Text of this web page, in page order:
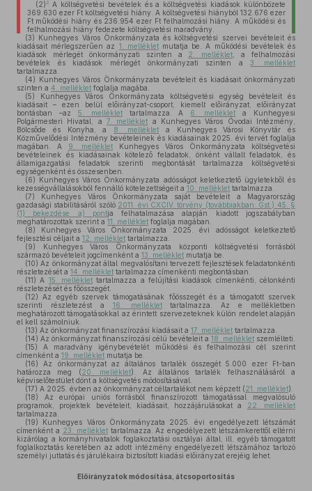
(2) 2 A költségvetési bevételek és a költségvetési kiadások különbözete
369.630 ezer Ft költségvetési hiány. A költségvetési hiányból 132.676 ezer
Ft működési hiány és 236.954 ezer Ft felhalmozási hiány. A működési és
felhalmozási hiány fedezete költségvetési maradvány.
(3) Kunhegyes Város Önkormányzata és költségvetési szervei bevételeit és
kiadásait mérlegszerűen az 1. mellékletmutatja be. A működési bevételek és
kiadások mérlegét önkormányzati szinten a 2. melléklet , a felhalmozási
bevételek és kiadások mérlegét önkormányzati szinten a3. melléklet
tartalmazza.
(4) Kunhegyes Város Önkormányzata bevételeit és kiadásait önkormányzati
szinten a 4. melléklet foglalja magába.
(5) Kunhegyes Város Önkormányzata költségvetési egység bevételeit és
kiadásait – ezen belül előirányzat-csoport, kiemelt előirányzat, előirányzat
bontásban –az 5. melléklettartalmazza. A 6. melléklet a Kunhegyesi
Polgármesteri Hivatal, a 7. melléklet a Kunhegyes Város Óvodai Intézmény,
Bölcsőde és Konyha, a 8. melléklet a Kunhegyes Városi Könyvtár és
Közművelődési Intézmény bevételeinek és kiadásainak 2025. évi tervét foglalja
magában. A 9. melléklet Kunhegyes Város Önkormányzata költségvetési
bevételeinek és kiadásainak kötelező feladatok, önként vállalt feladatok, és
államigazgatási feladatok szerinti megbontását tartalmazza költségvetési
egységenként és összesenben.
(6) Kunhegyes Város Önkormányzata adósságot keletkeztető ügyletekből és
kezességvállalásokból fennálló kötelezettségeit a 10. melléklet tartalmazza.
(7) Kunhegyes Város Önkormányzata saját bevételeit a Magyarország
gazdasági stabilitásáról szóló 2011. évi CXCIV. törvény (továbbiakban: Gst.) 45. §
(1) bekezdése a) pontja felhatalmazása alapján kiadott jogszabályban
meghatározottak szerint a 11. melléklet foglalja magában.
(8) Kunhegyes Város Önkormányzata 2025. évi adósságot keletkeztető
fejlesztési céljait a 12. melléklet tartalmazza.
(9) Kunhegyes Város Önkormányzata központi költségvetési forrásból
származó bevételeit jogcímenként a 13. melléklet mutatja be.
(10) Az önkormányzat által megvalósítani tervezett fejlesztések feladatonkénti
részletezését a 14. melléklet tartalmazza címenkénti megbontásban.
(11) A 15. melléklet tartalmazza a felújítási kiadások címenkénti, célonkénti
részletezését és főösszegét.
(12) Az egyéb szervek támogatásának főösszegét és a támogatott szervek
szerinti részletezést a 16. melléklettartalmazza. Az e mellékletben
meghatározott támogatásokkal az érintett szervezeteknek külön rendelet alapján
el kell számolniuk.
(13) Az önkormányzat finanszírozási kiadásait a 17. melléklet tartalmazza.
(14) Az önkormányzat finanszírozási célú bevételeit a 18. melléklet szemlélteti.
(15) A maradvány igénybevételét működési és felhalmozási cél szerint
címenként a 19. melléklet mutatja be.
(16) Az önkormányzat az általános tartalék összegét 5.000 ezer Ft-ban
határozza meg (20. melléklet). Az általános tartalék felhasználásáról a
képviselőtestület dönt a költségvetés módosításával.
(17) A 2025. évben az önkormányzat céltartalékot nem képzett (21. melléklet).
(18) Az európai uniós forrásból finanszírozott támogatással megvalósuló
programok, projektek bevételeit, kiadásait, hozzájárulásokat a
22. melléklet
tartalmazza.
(19) Kunhegyes Város Önkormányzata 2025. évi engedélyezett létszámát
címenként a 23. melléklettartalmazza. Az engedélyezett létszámkerettől eltérni
kizárólag a kormányhivatalok foglakoztatási osztályai által, ill. egyéb támogatott
foglalkoztatás keretében az adott intézmény engedélyezett létszámához tartozó
személyi juttatás és járulékaira biztosított kiadási előirányzat erejéig lehet.
Előirányzatok módosítása, átcsoportosítás